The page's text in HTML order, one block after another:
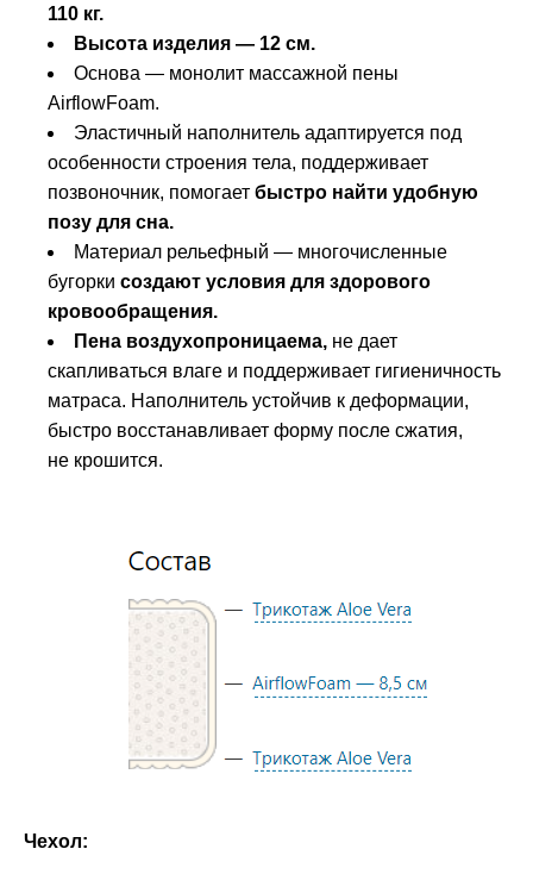
110 кг.
Высота изделия — 12 см.
Основа — монолит массажной пены
AirflowFoam.
Эластичный наполнитель адаптируется под
особенности строения тела, поддерживает
позвоночник, помогает быстро найти удобную
позу для сна.
Материал рельефный — многочисленные
бугорки создают условия для здорового
кровообращения.
Пена воздухопроницаема, не дает
скапливаться влаге и поддерживает гигиеничность
матраса. Наполнитель устойчив к деформации,
быстро восстанавливает форму после сжатия,
не крошится.
Чехол: